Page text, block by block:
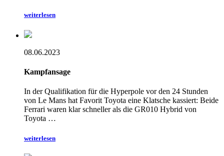
weiterlesen
08.06.2023
Kampfansage
In der Qualifikation für die Hyperpole vor den 24 Stunden
von Le Mans hat Favorit Toyota eine Klatsche kassiert: Beide
Ferrari waren klar schneller als die GR010 Hybrid von
Toyota …
weiterlesen